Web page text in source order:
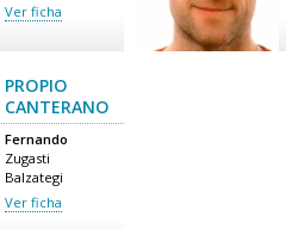
Ver ficha
PROPIO
CANTERANO
Fernando
Zugasti
Balzategi
Ver ficha